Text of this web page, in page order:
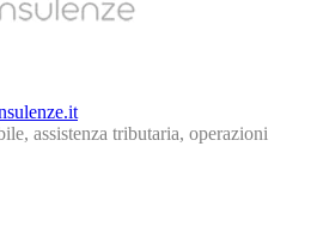
assistenza tributaria, operazioni